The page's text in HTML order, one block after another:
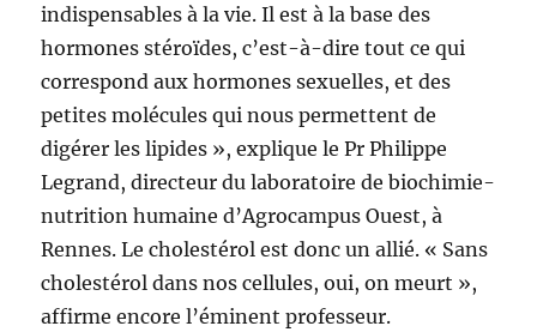
indispensables à la vie. Il est à la base des
hormones stéroïdes, c’est-à-dire tout ce qui
correspond aux hormones sexuelles, et des
petites molécules qui nous permettent de
digérer les lipides », explique le Pr Philippe
Legrand, directeur du laboratoire de biochimie-
nutrition humaine d’Agrocampus Ouest, à
Rennes. Le cholestérol est donc un allié. « Sans
cholestérol dans nos cellules, oui, on meurt »,
affirme encore l’éminent professeur.